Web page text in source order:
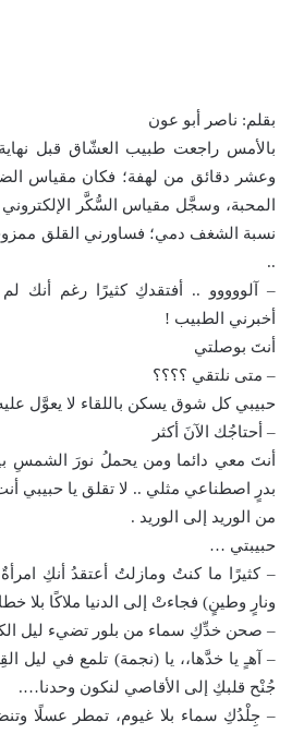
بقلم: ناصر أبو عون
بالأمس راجعت طبيب العشّاق قبل
وعشر دقائق من لهفة؛ فكان مقياس
نسبة الشغف دمي؛ فساورني القلق
..
– آلووووو .. أفتقدكِ كثيرًا رغم أنك
أخبرني الطبيب !
أنتَ بوصلتي
– متى نلتقي ؟؟؟؟
حبيبي كل شوق يسكن باللقاء لا يعوَّل
– أحتاجُك الآنَ أكثر
أنتَ معي دائما ومن يحملُ نورَ الشمسِ
بدرٍ اصطناعي مثلي .. لا تقلق يا حبيبي
من الوريد إلى الوريد .
حبيبتي …
– كثيرًا ما كنتُ ومازلتُ أعتقدُ أنكِ
ونارٍ وطينٍ) فجاءتْ إلى الدنيا ملاكًا بلا
– صحن خدِّكِ سماء من بلور تضيء ليل
– آهـٍ يا خدَّها،، يا (نجمة) تلمع في ليل
جُنْح قلبكِ إلى الأقاصي لنكون وحدنا….
– جِلْدُكِ سماء بلا غيوم، تمطر عسلًا